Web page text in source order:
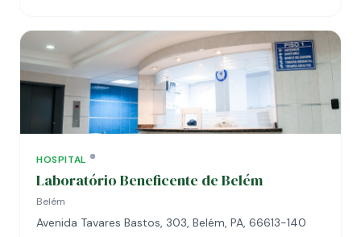
HOSPITAL
Laboratório Beneficente de Belém
Belém
Avenida Tavares Bastos, 303, Belém, PA, 66613-140